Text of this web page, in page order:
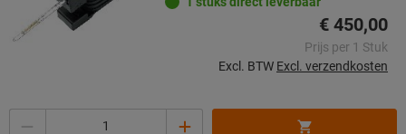
€ 450,00
Prijs per 1 Stuk
Excl. BTW Excl. verzendkosten